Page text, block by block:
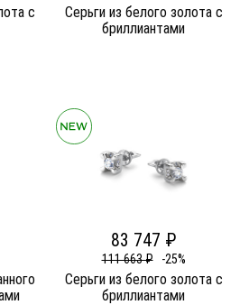
c
Серьги из белого золота c
бриллиантами
83 747 ₽
111 663 ₽ -25%
Серьги из белого золота c
бриллиантами